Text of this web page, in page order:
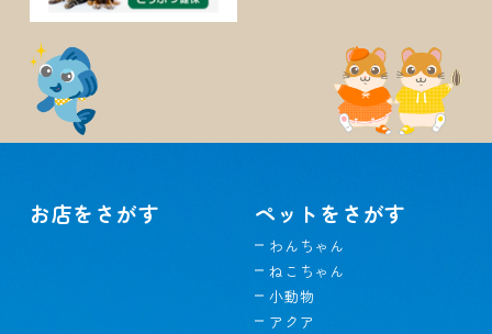
お店をさがす ペットをさがす
わんちゃん
ねこちゃん
小動物
アクア